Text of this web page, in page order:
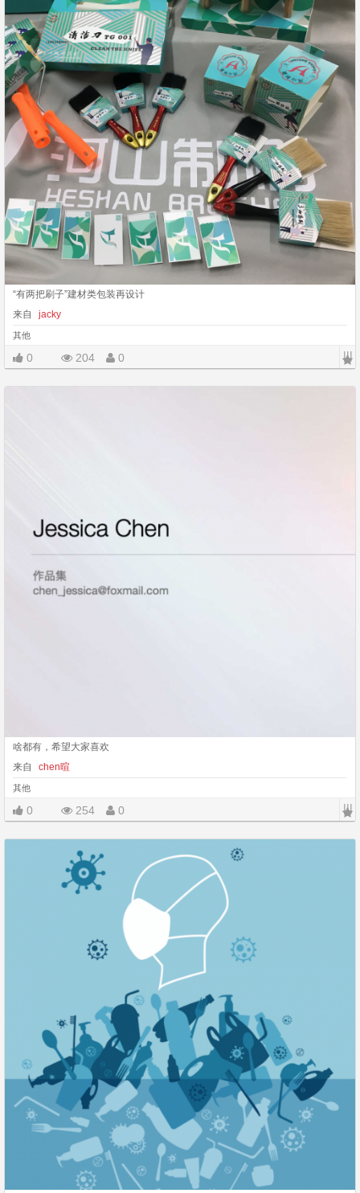
“有两把刷子”建材类包装再设计
来自
jacky
其他
0 204 0 |||
啥都有，希望大家喜欢
来自
chen暄
其他
0 254 0 |||